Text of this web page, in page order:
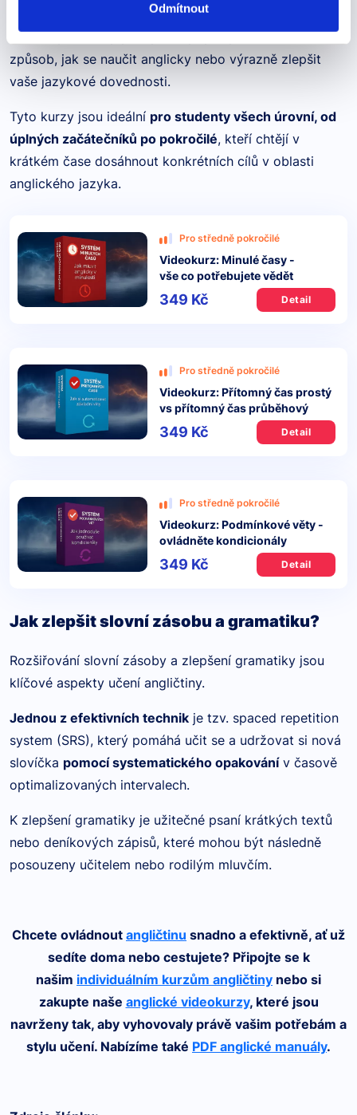
Odmítnout
Intenzivní kurzy angličtiny na Justenglish.cz jsou
navrženy tak, aby poskytovaly rychlý a efektivní
způsob, jak se naučit anglicky nebo výrazně zlepšit
vaše jazykové dovednosti.
Tyto kurzy jsou ideální pro studenty všech úrovní, od
úplných začátečníků po pokročilé, kteří chtějí v
krátkém čase dosáhnout konkrétních cílů v oblasti
anglického jazyka.
Pro středně pokročilé
Videokurz: Minulé časy -
vše co potřebujete vědět
349 Kč Detail
Pro středně pokročilé
Videokurz: Přítomný čas prostý
vs přítomný čas průběhový
349 Kč Detail
Pro středně pokročilé
Videokurz: Podmínkové věty -
ovládněte kondicionály
349 Kč Detail
Jak zlepšit slovní zásobu a gramatiku?
Rozšiřování slovní zásoby a zlepšení gramatiky jsou
klíčové aspekty učení angličtiny.
Jednou z efektivních technik je tzv. spaced repetition
system (SRS), který pomáhá učit se a udržovat si nová
slovíčka pomocí systematického opakovánív časově
optimalizovaných intervalech.
K zlepšení gramatiky je užitečné psaní krátkých textů
nebo deníkových zápisů, které mohou být následně
posouzeny učitelem nebo rodilým mluvčím.
Chcete ovládnout angličtinu snadno a efektivně, ať už
sedíte doma nebo cestujete? Připojte se k
našim individuálním kurzům angličtiny nebo si
zakupte naše anglické videokurzy, které jsou
navrženy tak, aby vyhovovaly právě vašim potřebám a
stylu učení. Nabízíme také PDF anglické manuály.